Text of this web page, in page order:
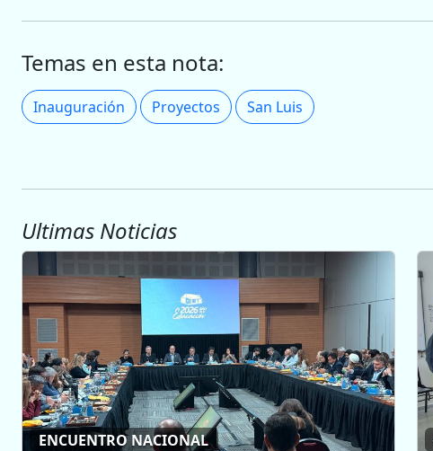
Temas en esta nota:
Inauguración Proyectos San Luis
Ultimas Noticias
ENCUENTRO NACIONAL